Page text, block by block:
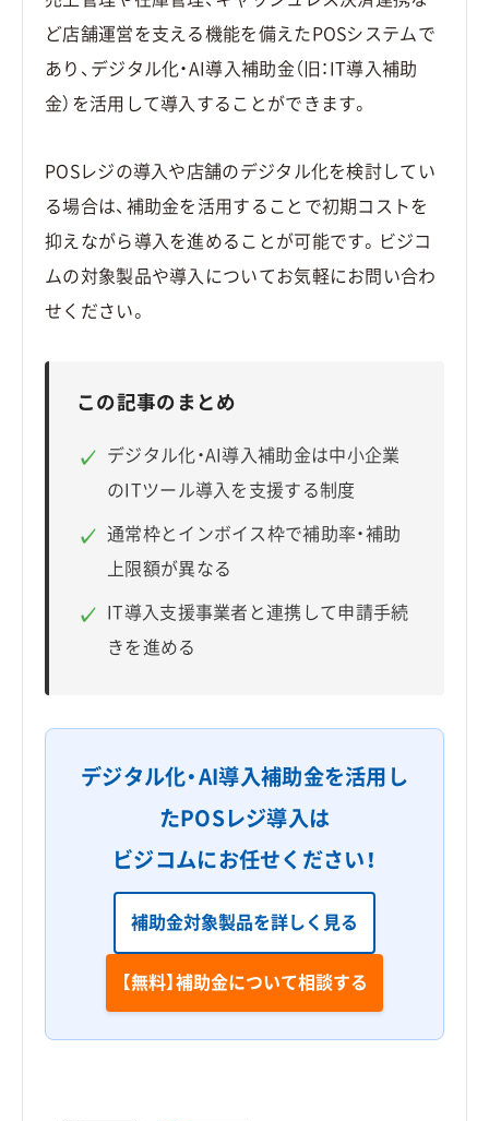
ど店舗運営を支える機能を備えたPOSシステムで
あり、デジタル化・AI導入補助金（旧：IT導入補助
金）を活用して導入することができます。
POSレジの導入や店舗のデジタル化を検討してい
る場合は、補助金を活用することで初期コストを
抑えながら導入を進めることが可能です。ビジコ
ムの対象製品や導入についてお気軽にお問い合わ
せください。
この記事のまとめ
✓
デジタル化・AI導入補助金は中小企業
のITツール導入を支援する制度
✓
通常枠とインボイス枠で補助率・補助
上限額が異なる
✓
IT導入支援事業者と連携して申請手続
きを進める
デジタル化・AI導入補助金を活用し
たPOSレジ導入は
ビジコムにお任せください！
補助金対象製品を詳しく見る
【無料】補助金について相談する